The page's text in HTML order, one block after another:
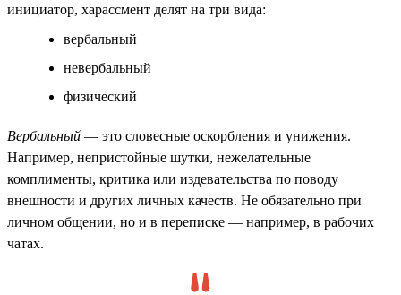
инициатор, харассмент делят на три вида:
вербальный
невербальный
физический
Вербальный — это словесные оскорбления и унижения.
Например, непристойные шутки, нежелательные
комплименты, критика или издевательства по поводу
внешности и других личных качеств. Не обязательно при
личном общении, но и в переписке — например, в рабочих
чатах.